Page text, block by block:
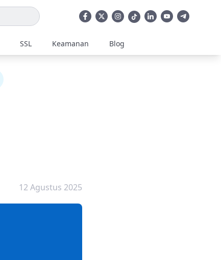
SSL Keamanan Blog
12 Agustus 2025